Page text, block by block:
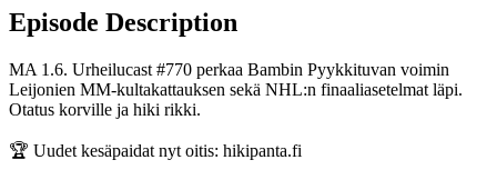
Episode Description
MA 1.6. Urheilucast #770 perkaa Bambin Pyykkituvan voimin
Leijonien MM-kultakattauksen sekä NHL:n finaaliasetelmat läpi.
Otatus korville ja hiki rikki.
🏆 Uudet kesäpaidat nyt oitis: hikipanta.fi